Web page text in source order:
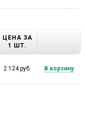
ЦЕНА ЗА
1 ШТ.
2 124 руб. В корзину